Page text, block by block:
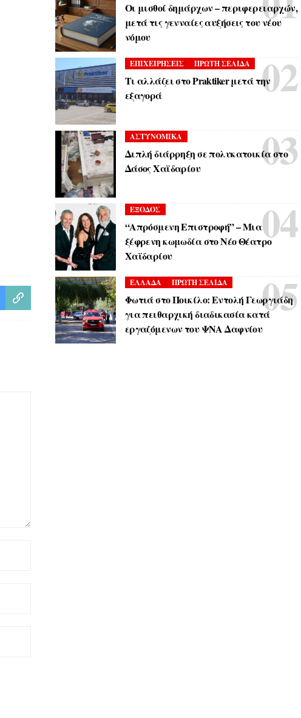
Οι μισθοί δημάρχων – περιφερειαρχών,
μετά τις γενναίες αυξήσεις του νέου
νόμου
ΕΠΙΧΕΙΡΗΣΕΙΣ ΠΡΩΤΗ ΣΕΛΙΔΑ
Τι αλλάζει στο Praktiker μετά την
εξαγορά
ΑΣΤΥΝΟΜΙΚΑ
Διπλή διάρρηξη σε πολυκατοικία στο
Δάσος Χαϊδαρίου
ΕΞΟΔΟΣ
“Απρόσμενη Επιστροφή” – Μια
ξέφρενη κωμωδία στο Νέο Θέατρο
Χαϊδαρίου
ΕΛΛΑΔΑ ΠΡΩΤΗ ΣΕΛΙΔΑ
Φωτιά στο Ποικίλο: Εντολή Γεωργιάδη
για πειθαρχική διαδικασία κατά
εργαζόμενων του ΨΝΑ Δαφνίου